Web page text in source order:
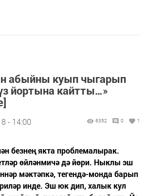
абыйны куып чыгарып
йортына кайтты…»
- 14:00 6352 0 1
безнең якта проблемалырак.
өйләнмичә дә йөри. Ныклы эш
мәктәпкә, тегендә-монда барып
инде. Эш юк дип, халык кул